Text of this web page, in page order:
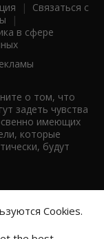
| Связаться с
|
в сфере
о том, что
задеть чувства
имеющих
которые
будут
Cookies.